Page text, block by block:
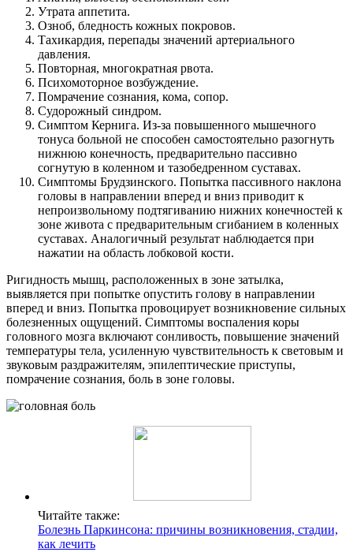
Утрата аппетита.
Озноб, бледность кожных покровов.
Тахикардия, перепады значений артериального
давления.
Повторная, многократная рвота.
Психомоторное возбуждение.
Помрачение сознания, кома, сопор.
Судорожный синдром.
Симптом Кернига. Из-за повышенного мышечного
тонуса больной не способен самостоятельно разогнуть
нижнюю конечность, предварительно пассивно
согнутую в коленном и тазобедренном суставах.
Симптомы Брудзинского. Попытка пассивного наклона
головы в направлении вперед и вниз приводит к
непроизвольному подтягиванию нижних конечностей к
зоне живота с предварительным сгибанием в коленных
суставах. Аналогичный результат наблюдается при
нажатии на область лобковой кости.
Ригидность мышц, расположенных в зоне затылка,
выявляется при попытке опустить голову в направлении
вперед и вниз. Попытка провоцирует возникновение сильных
болезненных ощущений. Симптомы воспаления коры
головного мозга включают сонливость, повышение значений
температуры тела, усиленную чувствительность к световым и
звуковым раздражителям, эпилептические приступы,
помрачение сознания, боль в зоне головы.
Читайте также:
Болезнь Паркинсона: причины возникновения, стадии,
как лечить